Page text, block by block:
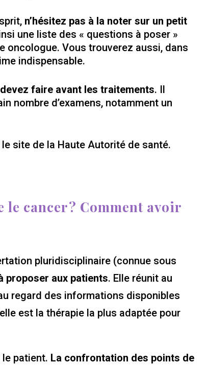
n’hésitez pas à la noter sur un petit
une liste des « questions à poser »
oncologue. Vous trouverez aussi, dans
indispensable.
faire avant les traitements. Il
nombre d’examens, notamment un
site de la Haute Autorité de santé.
cancer ? Comment avoir
pluridisciplinaire (connue sous
proposer aux patients. Elle réunit au
regard des informations disponibles
est la thérapie la plus adaptée pour
patient. La confrontation des points de